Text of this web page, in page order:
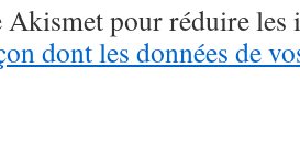
Akismet pour réduire les
dont les données de